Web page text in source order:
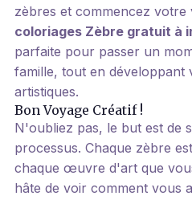
zèbres et commencez
coloriages Zèbre gratuit à
parfaite pour passer un
famille, tout en développant
artistiques.
Bon Voyage Créatif !
N'oubliez pas, le but est de
processus. Chaque zèbre
chaque œuvre d'art que
hâte de voir comment vous